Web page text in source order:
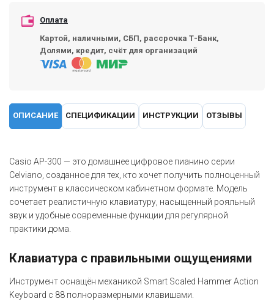
Оплата
Картой, наличными, СБП, рассрочка Т-Банк,
Долями, кредит, счёт для организаций
ОПИСАНИЕ СПЕЦИФИКАЦИИ ИНСТРУКЦИИ ОТЗЫВЫ
Casio AP-300 — это домашнее цифровое пианино серии
Celviano, созданное для тех, кто хочет получить полноценный
инструмент в классическом кабинетном формате. Модель
сочетает реалистичную клавиатуру, насыщенный рояльный
звук и удобные современные функции для регулярной
практики дома.
Клавиатура с правильными ощущениями
Инструмент оснащён механикой Smart Scaled Hammer Action
Keyboard с 88 полноразмерными клавишами.